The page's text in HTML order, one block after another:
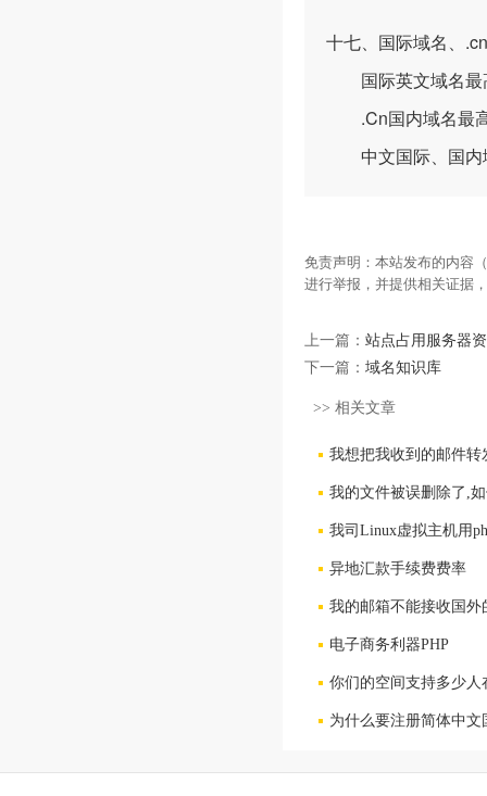
十七、国际域名、
国际英文域名最
.Cn国内域名最
中文国际、国内
免责声明：本站发布的内容
进行举报，并提供相关证据
上一篇： 站点占用服务器
下一篇： 域名知识库
>> 相关文章
我想把我收到的邮件转
我的文件被误删除了,
我司Linux虚拟主机用
异地汇款手续费费率
我的邮箱不能接收国
电子商务利器PHP
你们的空间支持多少
为什么要注册简体中文